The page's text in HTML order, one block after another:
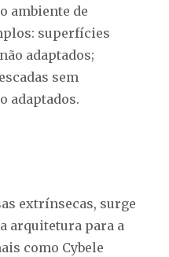
ambiente de
superfícies
adaptados;
sem
adaptados.
extrínsecas, surge
arquitetura para a
como Cybele